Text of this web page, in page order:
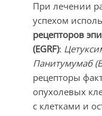
При лечении
успехом
рецепторов
(EGRF):
Панитумумаб
рецепторы
опухолевых
с клетками и